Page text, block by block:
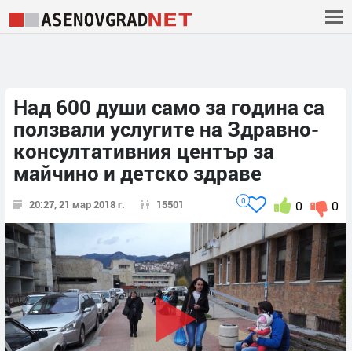
Над 600 души само за година са
ползвали услугите на Здравно-
консултативния център за
майчино и детско здраве
20:27, 21 мар 2018 г. 15501 0
0
0